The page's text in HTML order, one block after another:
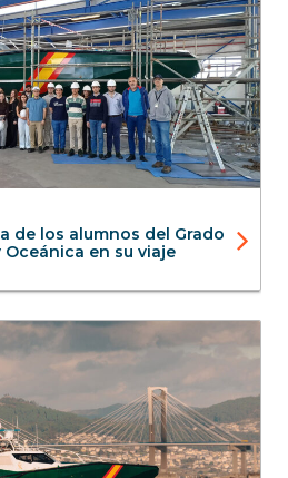
de los alumnos del Grado
en su viaje